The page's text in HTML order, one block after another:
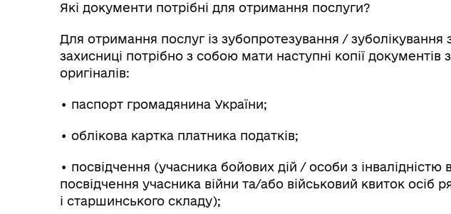
Які документи потрібні для отримання послуги?
Для отримання послуг із зубопротезування / зуболікування
захисниці потрібно з собою мати наступні копії документів
оригіналів:
• паспорт громадянина України;
• облікова картка платника податків;
• посвідчення (учасника бойових дій / особи з інвалідністю
посвідчення учасника війни та/або військовий квиток осіб
і старшинського складу);